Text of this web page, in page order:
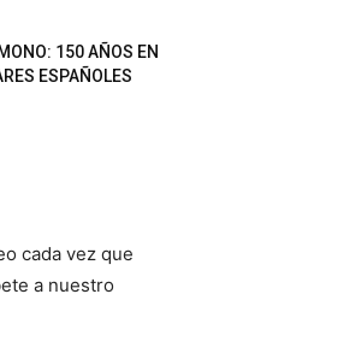
150 AÑOS EN
ESPAÑOLES
cada vez que
a nuestro